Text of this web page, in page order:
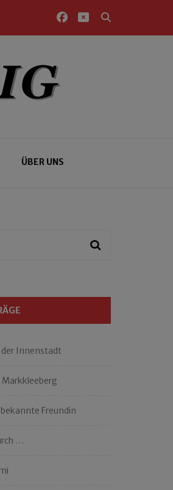
ÜBER UNS
Innenstadt
Markkleeberg
Freundin
…